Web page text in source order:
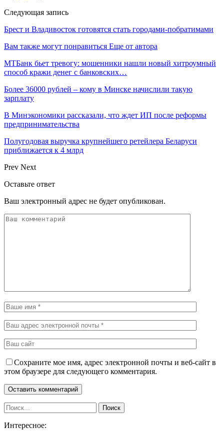
Следующая запись
Брест и Владивосток готовятся стать городами-побратимами
Вам также могут понравиться Еще от автора
МТБанк бьет тревогу: мошенники нашли новый хитроумный
способ кражи денег с банковских…
Более 36000 рублей – кому в Минске начислили такую
зарплату
В Минэкономики рассказали, что ждет ИП после реформы
предпринимательства
Полугодовая выручка крупнейшего ретейлера Беларуси
приближается к 4 млрд
Prev Next
Оставьте ответ
Ваш электронный адрес не будет опубликован.
Сохраните мое имя, адрес электронной почты и веб-сайт в
этом браузере для следующего комментария.
Интересное: